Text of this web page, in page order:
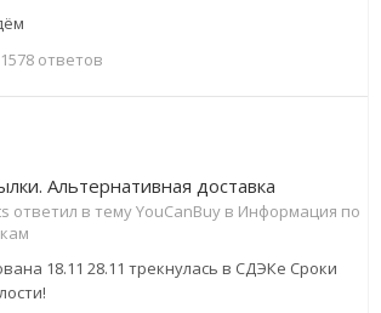
1578 ответов
Альтернативная доставка
ответил в тему YouCanBuy в Информация по
18.11 28.11 трекнулась в СДЭКе Сроки